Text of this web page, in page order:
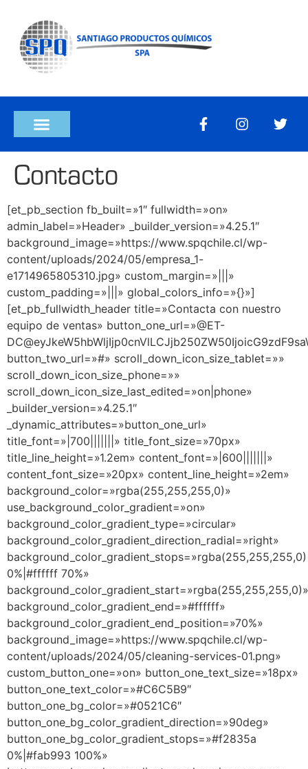
Contacto
[et_pb_section fb_built=»1″ fullwidth=»on»
admin_label=»Header» _builder_version=»4.25.1″
background_image=»https://www.spqchile.cl/wp-
content/uploads/2024/05/empresa_1-
e1714965805310.jpg» custom_margin=»|||»
custom_padding=»|||» global_colors_info=»{}»]
[et_pb_fullwidth_header title=»Contacta con nuestro
equipo de ventas» button_one_url=»@ET-
button_two_url=»#» scroll_down_icon_size_tablet=»»
scroll_down_icon_size_phone=»»
scroll_down_icon_size_last_edited=»on|phone»
_builder_version=»4.25.1″
_dynamic_attributes=»button_one_url»
title_font=»|700|||||||» title_font_size=»70px»
title_line_height=»1.2em» content_font=»|600|||||||»
content_font_size=»20px» content_line_height=»2em»
background_color=»rgba(255,255,255,0)»
use_background_color_gradient=»on»
background_color_gradient_type=»circular»
background_color_gradient_direction_radial=»right»
background_color_gradient_stops=»rgba(255,255,255,0)
0%|#ffffff 70%»
background_color_gradient_start=»rgba(255,255,255,0)»
background_color_gradient_end=»#ffffff»
background_color_gradient_end_position=»70%»
background_image=»https://www.spqchile.cl/wp-
content/uploads/2024/05/cleaning-services-01.png»
custom_button_one=»on» button_one_text_size=»18px»
button_one_text_color=»#C6C5B9″
button_one_bg_color=»#0521C6″
button_one_bg_color_gradient_direction=»90deg»
button_one_bg_color_gradient_stops=»#f2835a
0%|#fab993 100%»